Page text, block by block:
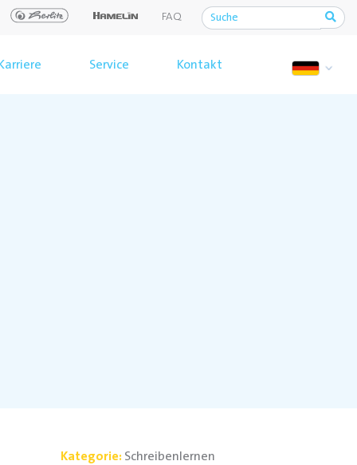
FAQ
Service Kontakt
Kategorie: Schreibenlernen